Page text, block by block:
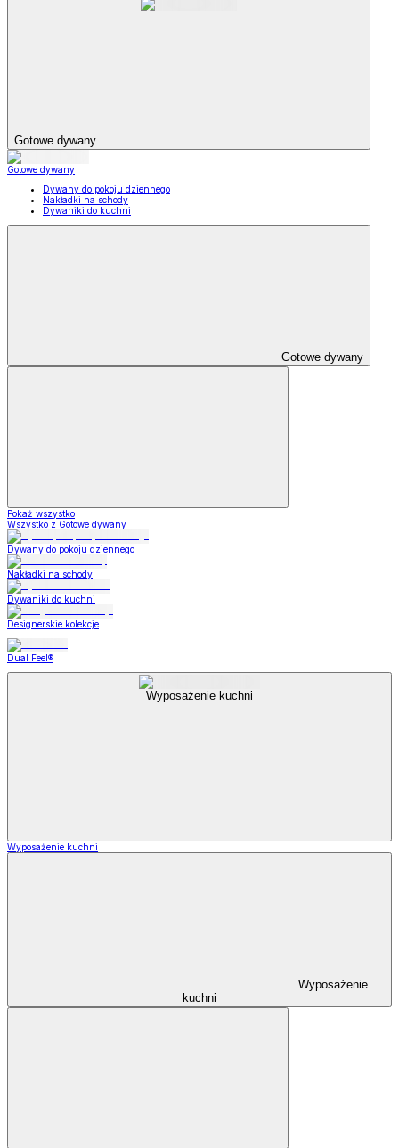
Gotowe dywany
Gotowe dywany
Dywany do pokoju dziennego
Nakładki na schody
Dywaniki do kuchni
Gotowe dywany
Pokaż wszystko
Wszystko z Gotowe dywany
Dywany do pokoju dziennego
Nakładki na schody
Dywaniki do kuchni
Designerskie kolekcje
Dual Feel®
Wyposażenie kuchni
Wyposażenie kuchni
Wyposażenie
kuchni